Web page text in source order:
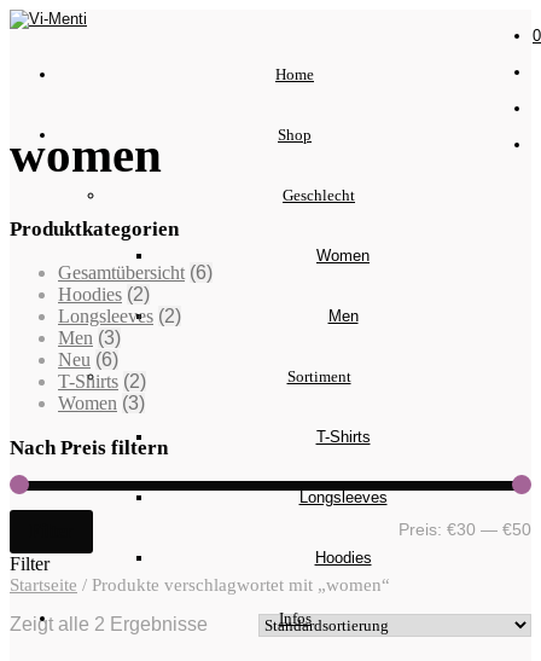
Home
Shop
Geschlecht
Women
Men
Sortiment
T-Shirts
Longsleeves
Hoodies
Infos
0
women
Produktkategorien
Gesamtübersicht (6)
Hoodies (2)
Longsleeves (2)
Men (3)
Neu (6)
T-Shirts (2)
Women (3)
Nach Preis filtern
Preis: €30 — €50
Filter
Startseite / Produkte verschlagwortet mit „women“
Zeigt alle 2 Ergebnisse